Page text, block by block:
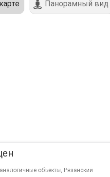
Панорамный вид
объекты, Рязанский